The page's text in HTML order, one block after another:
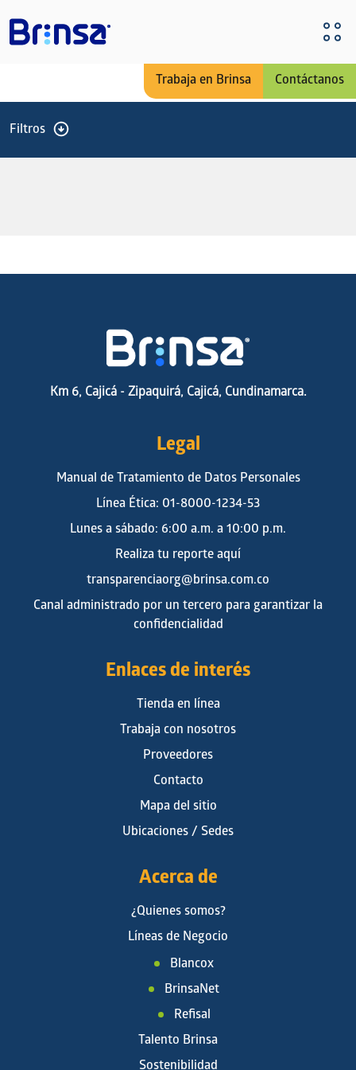
Trabaja en Brinsa Contáctanos
Filtros
Km 6, Cajicá - Zipaquirá, Cajicá, Cundinamarca.
Legal
Manual de Tratamiento de Datos Personales
Línea Ética: 01-8000-1234-53
Lunes a sábado: 6:00 a.m. a 10:00 p.m.
Realiza tu reporte aquí
transparenciaorg@brinsa.com.co
Canal administrado por un tercero para garantizar la
confidencialidad
Enlaces de interés
Tienda en línea
Trabaja con nosotros
Proveedores
Contacto
Mapa del sitio
Ubicaciones / Sedes
Acerca de
¿Quienes somos?
Líneas de Negocio
Blancox
BrinsaNet
Refisal
Talento Brinsa
Sostenibilidad